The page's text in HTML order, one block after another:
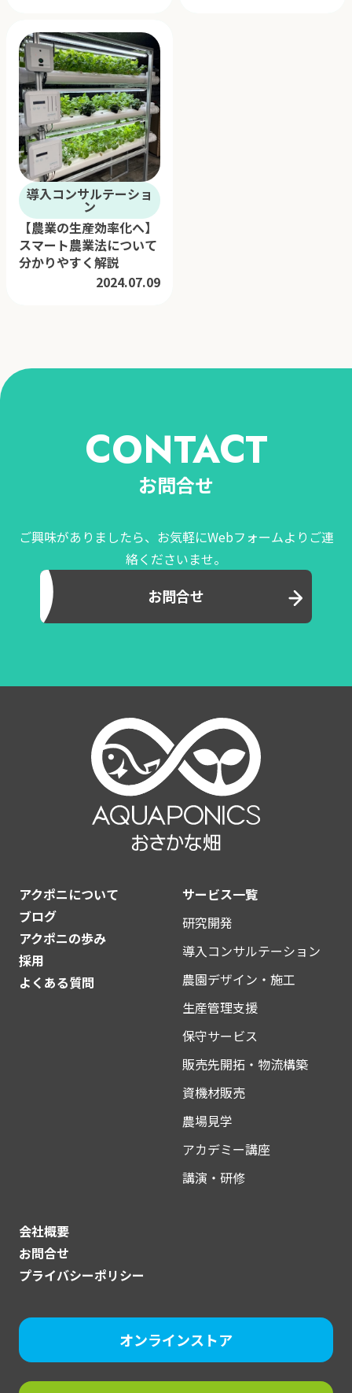
導入コンサルテーショ
ン
【農業の生産効率化へ】
スマート農業法について
分かりやすく解説
2024.07.09
CONTACT
お問合せ
ご興味がありましたら、お気軽にWebフォームよりご連
絡くださいませ。
お問合せ
アクポニについて
ブログ
アクポニの歩み
採用
よくある質問
サービス一覧
研究開発
導入コンサルテーション
農園デザイン・施工
生産管理支援
保守サービス
販売先開拓・物流構築
資機材販売
農場見学
アカデミー講座
講演・研修
会社概要
お問合せ
プライバシーポリシー
オンラインストア